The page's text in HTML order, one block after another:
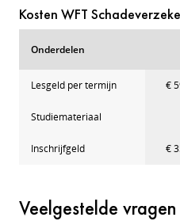
Kosten WFT
Onderdelen
Lesgeld per termijn €
Studiemateriaal
Inschrijfgeld €
Veelgestelde vragen